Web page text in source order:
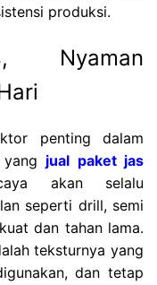
produksi.
Nyaman
penting dalam
jual paket jas
akan selalu
seperti drill, semi
dan tahan lama.
teksturnya yang
dan tetap